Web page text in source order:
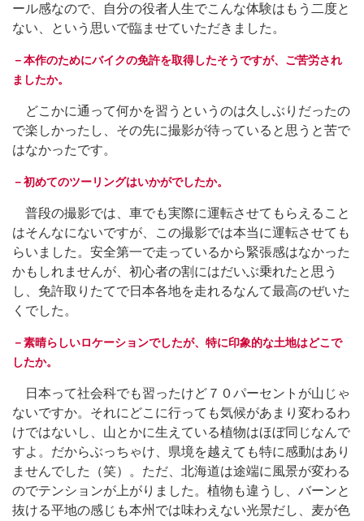
ール感なので、自分の役者人生でこんな体験はもう二度と
ない、という思いで臨ませていただきました。
－本作のためにバイクの免許を取得したそうですが、ご苦労され
ましたか。
どこかに通って何かを習うというのは久しぶりだったの
で楽しかったし、その先に撮影が待っていると思うと苦で
はなかったです。
－初めてのツーリングはいかがでしたか。
普段の撮影では、車でも実際に運転させてもらえること
はそんなにないですが、この撮影では本当に運転させても
らいました。安全第一で走っているから緊張感はなかった
かもしれませんが、初心者の割にはだいぶ乗れたと思う
し、免許取りたてで日本各地を走れるなんて最高のぜいた
くでした。
－素晴らしいロケーションでしたが、特に印象的な土地はどこで
したか。
日本って社会科でも習ったけど７０パーセントが山じゃ
ないですか。それにどこに行っても気候があまり変わるわ
けではないし、山とかに生えている植物はほぼ同じなんで
すよ。だからぶっちゃけ、県境を越えても特に感動はあり
ませんでした（笑）。ただ、北海道は途端に風景が変わる
のでテンションが上がりました。植物も違うし、バーンと
抜ける平地の感じも本州では味わえない光景だし、麦が色